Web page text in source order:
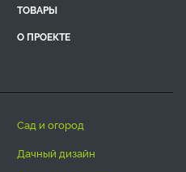
ТОВАРЫ
О ПРОЕКТЕ
сад и огород
дачный дизайн